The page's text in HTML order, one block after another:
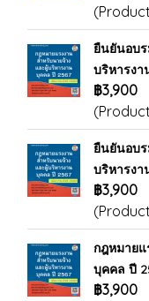
ยืนยันอบ
บริหารงา
฿3,900
ยืนยันอบ
บริหารงา
฿3,900
กฎหมายแ
บุคคล ปี
฿3,900